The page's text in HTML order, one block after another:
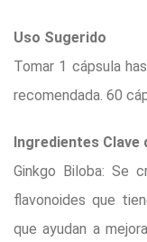
Uso Sugerido
Tomar 1 cápsula
recomendada. 60
Ingredientes Clave
Ginkgo Biloba: Se
flavonoides que
que ayudan a